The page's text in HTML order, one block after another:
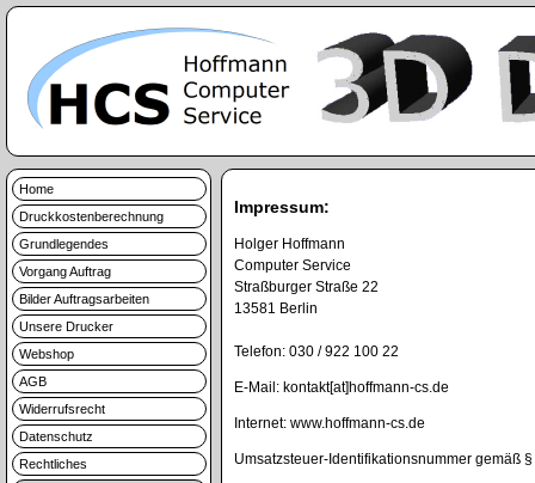
Home
Druckkostenberechnung
Grundlegendes
Vorgang Auftrag
Bilder Auftragsarbeiten
Unsere Drucker
Webshop
AGB
Widerrufsrecht
Datenschutz
Rechtliches
Impressum:
Holger Hoffmann
Computer Service
Straßburger Straße 22
13581 Berlin
Telefon: 030 / 922 100 22
E-Mail: kontakt[at]hoffmann-cs.de
Internet: www.hoffmann-cs.de
Umsatzsteuer-Identifikationsnummer gemäß